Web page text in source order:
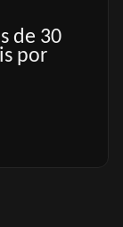
de 30
por